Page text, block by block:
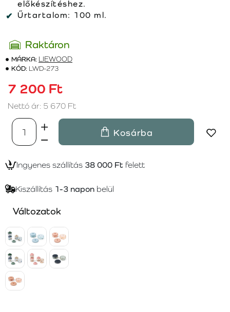
előkészítéshez.
Űrtartalom: 100 ml.
Raktáron
MÁRKA: LIEWOOD
KÓD: LWD-273
7 200 Ft
Nettó ár: 5 670 Ft
Kosárba
Ingyenes szállítás 38 000 Ft felett
Kiszállítás 1-3 napon belül
Változatok